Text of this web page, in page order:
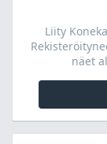
Liity
näet